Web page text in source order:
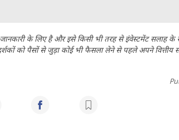
के लिए है और इसे किसी भी तरह से इंवेस्टमेंट सलाह के
को पैसों से जुड़ा कोई भी फैसला लेने से पहले अपने वित्तीय